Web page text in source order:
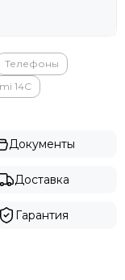
Телефоны
14C
Документы
Доставка
Гарантия